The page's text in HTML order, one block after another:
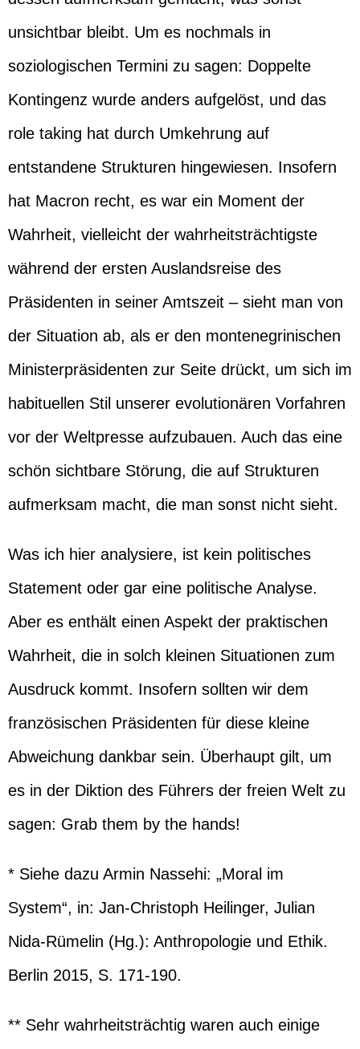
unsichtbar bleibt. Um es nochmals in
soziologischen Termini zu sagen: Doppelte
Kontingenz wurde anders aufgelöst, und das
role taking hat durch Umkehrung auf
entstandene Strukturen hingewiesen. Insofern
hat Macron recht, es war ein Moment der
Wahrheit, vielleicht der wahrheitsträchtigste
während der ersten Auslandsreise des
Präsidenten in seiner Amtszeit – sieht man von
der Situation ab, als er den montenegrinischen
Ministerpräsidenten zur Seite drückt, um sich im
habituellen Stil unserer evolutionären Vorfahren
vor der Weltpresse aufzubauen. Auch das eine
schön sichtbare Störung, die auf Strukturen
aufmerksam macht, die man sonst nicht sieht.
Was ich hier analysiere, ist kein politisches
Statement oder gar eine politische Analyse.
Aber es enthält einen Aspekt der praktischen
Wahrheit, die in solch kleinen Situationen zum
Ausdruck kommt. Insofern sollten wir dem
französischen Präsidenten für diese kleine
Abweichung dankbar sein. Überhaupt gilt, um
es in der Diktion des Führers der freien Welt zu
sagen: Grab them by the hands!
* Siehe dazu Armin Nassehi: „Moral im
System“, in: Jan-Christoph Heilinger, Julian
Nida-Rümelin (Hg.): Anthropologie und Ethik.
Berlin 2015, S. 171-190.
** Sehr wahrheitsträchtig waren auch einige